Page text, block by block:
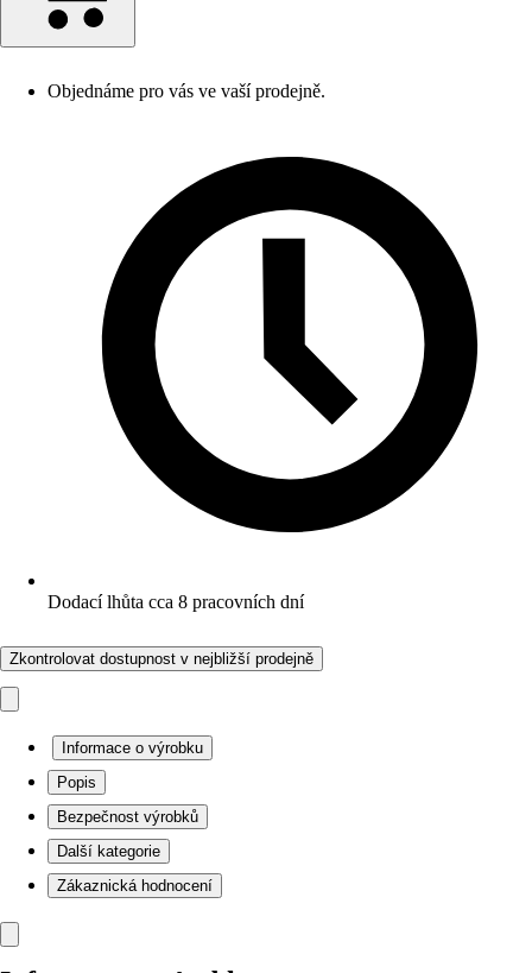
Objednáme pro vás ve vaší prodejně.
Dodací lhůta cca 8 pracovních dní
Zkontrolovat dostupnost v nejbližší prodejně
Informace o výrobku
Popis
Bezpečnost výrobků
Další kategorie
Zákaznická hodnocení